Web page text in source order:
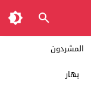
المشردون
بهار